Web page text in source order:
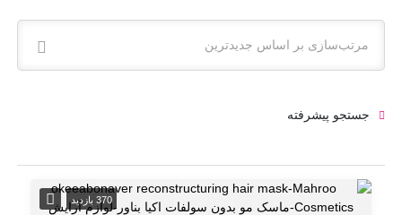
مرتب‌سازی بر اساس جدیدترین
جستجو پیشرفته
370 بازدید